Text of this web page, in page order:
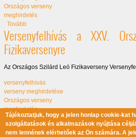
Országos verseny
meghirdetés
Tovább(Versenyfelhívás a XXV. Országos
Versenyfelhívás a XXV.
Fizikaversenyre
Az Országos Szilárd Leó Fizikaverseny
versenyfelhívás
verseny meghirdetése
Országos verseny
meghirdetés
Tovább(Versenyfelhívás a XXV. Országos
Tájékoztatjuk, hogy a jelen honlap cookie-kat
szolgáltatások és alkalmazások nyújtása
nem lennének elérhetőek az Ön számára. A